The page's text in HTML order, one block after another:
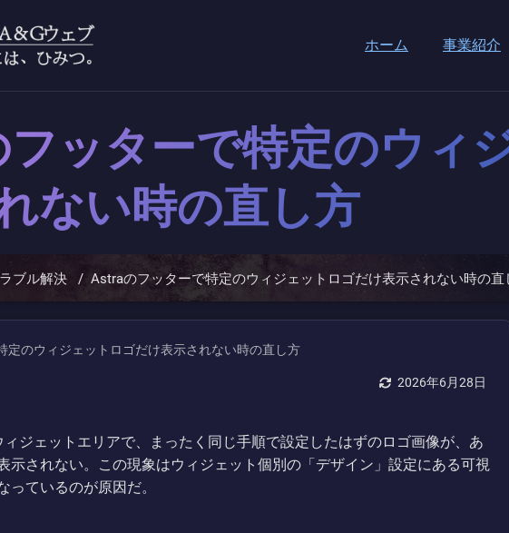
ホーム 事業紹介
ッターで特定のウィ
ない時の直し方
ブル解決 / Astraのフッターで特定のウィジェットロゴだけ表示されない時の直
2026年6月28日
ジェットエリアで、まったく同じ手順で設定したはずのロゴ画像が、あ
示されない。この現象はウィジェット個別の「デザイン」設定にある可視
っているのが原因だ。